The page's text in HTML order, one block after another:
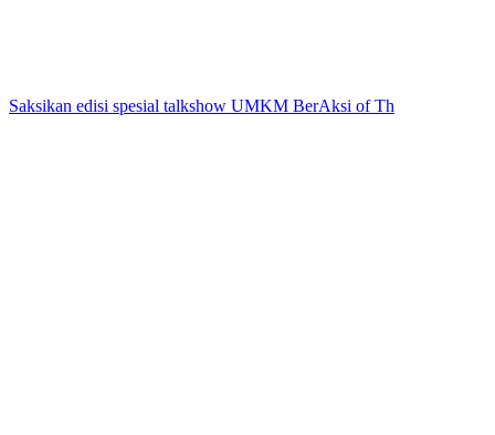
Saksikan edisi spesial talkshow UMKM BerAksi of Th